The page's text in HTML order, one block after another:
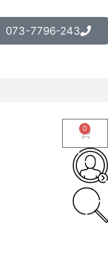
073-7796-243
0